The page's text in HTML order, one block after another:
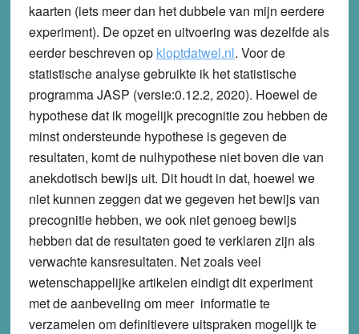
kaarten (iets meer dan het dubbele van mijn eerdere
experiment). De opzet en uitvoering was dezelfde als
eerder beschreven op kloptdatwel.nl. Voor de
statistische analyse gebruikte ik het statistische
programma JASP (versie:0.12.2, 2020). Hoewel de
hypothese dat ik mogelijk precognitie zou hebben de
minst ondersteunde hypothese is gegeven de
resultaten, komt de nulhypothese niet boven die van
anekdotisch bewijs uit. Dit houdt in dat, hoewel we
niet kunnen zeggen dat we gegeven het bewijs van
precognitie hebben, we ook niet genoeg bewijs
hebben dat de resultaten goed te verklaren zijn als
verwachte kansresultaten. Net zoals veel
wetenschappelijke artikelen eindigt dit experiment
met de aanbeveling om meer informatie te
verzamelen om definitievere uitspraken mogelijk te